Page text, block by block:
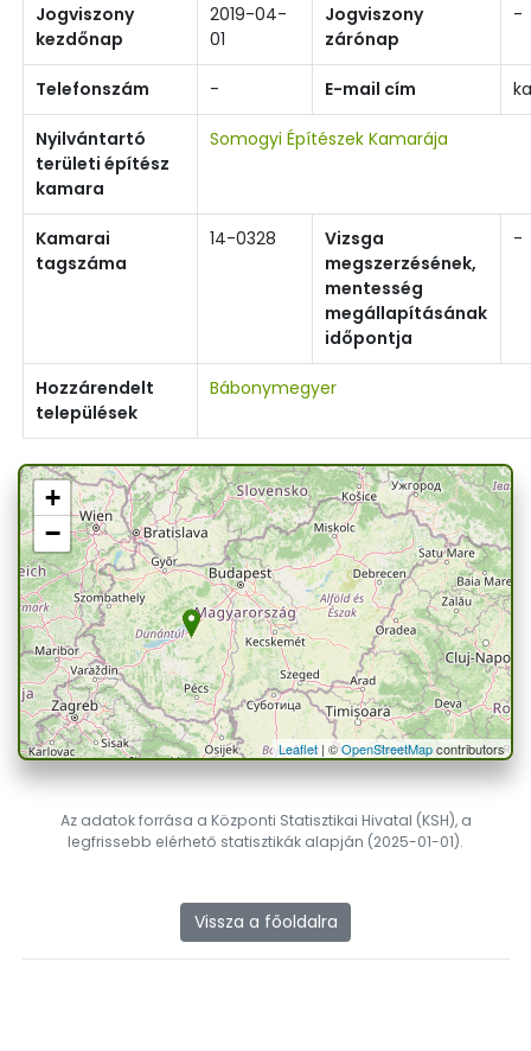
Jogviszony
kezdőnap
2019-04-
01
Jogviszony
zárónap
-
Telefonszám - E-mail cím
Nyilvántartó
területi építész
kamara
Somogyi Építészek Kamarája
Kamarai
tagszáma
14-0328
Vizsga
megszerzésének,
mentesség
megállapításának
időpontja
-
Hozzárendelt
települések
Bábonymegyer
+
−
Leaflet| ©OpenStreetMapcontributors
Az adatok forrása a Központi Statisztikai Hivatal (KSH), a
legfrissebb elérhető statisztikák alapján (2025-01-01).
Vissza a főoldalra